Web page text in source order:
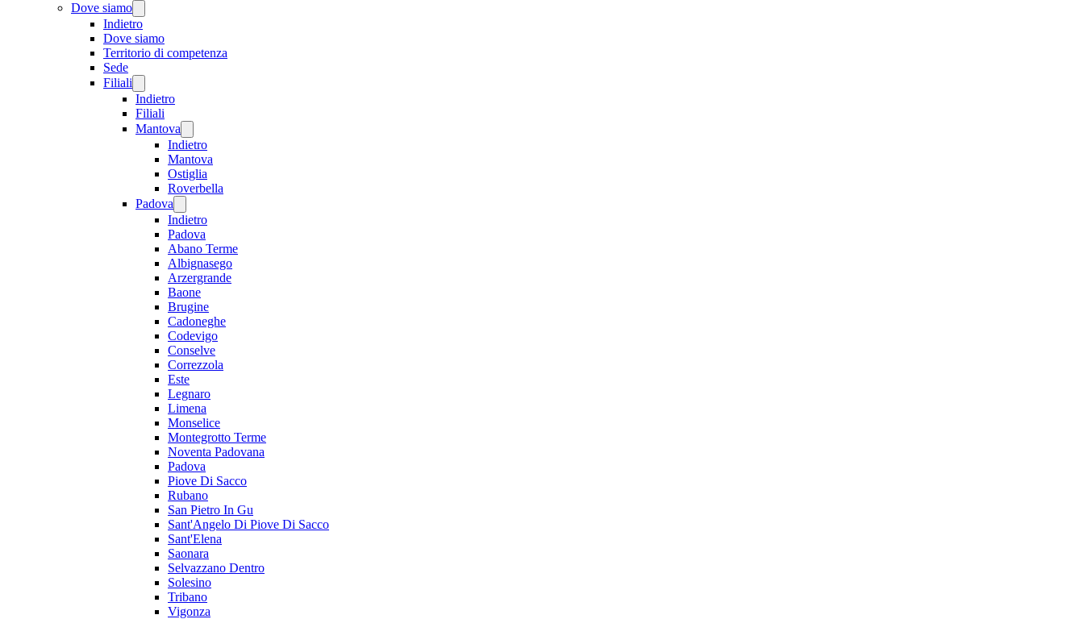
Dove siamo
Indietro
Dove siamo
Territorio di competenza
Sede
Filiali
Indietro
Filiali
Mantova
Indietro
Mantova
Ostiglia
Roverbella
Padova
Indietro
Padova
Abano Terme
Albignasego
Arzergrande
Baone
Brugine
Cadoneghe
Codevigo
Conselve
Correzzola
Este
Legnaro
Limena
Monselice
Montegrotto Terme
Noventa Padovana
Padova
Piove Di Sacco
Rubano
San Pietro In Gu
Sant'Angelo Di Piove Di Sacco
Sant'Elena
Saonara
Selvazzano Dentro
Solesino
Tribano
Vigonza